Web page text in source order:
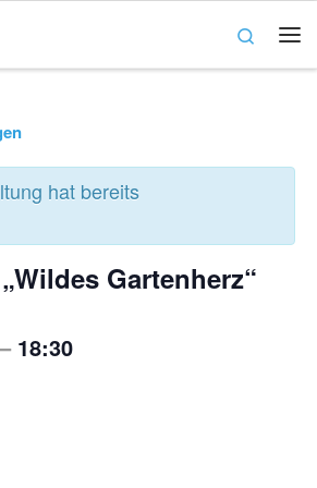
Search
hat bereits
Gartenherz“
18:30